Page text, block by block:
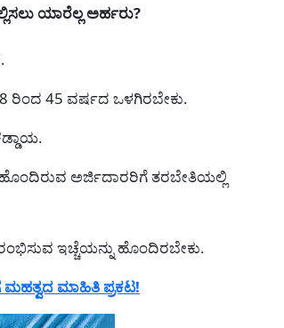
ಯಾರೆಲ್ಲ ಅರ್ಹರು?
ರಿಂದ 45 ವರ್ಷದ ಒಳಗಿರಬೇಕು.
ಅರ್ಜಿದಾರರಿಗೆ ತರಬೇತಿಯಲ್ಲಿ
ಇಚ್ಚೆಯನ್ನು ಹೊಂದಿರಬೇಕು.
ಮಹತ್ವದ ಮಾಹಿತಿ ಪ್ರಕಟ!